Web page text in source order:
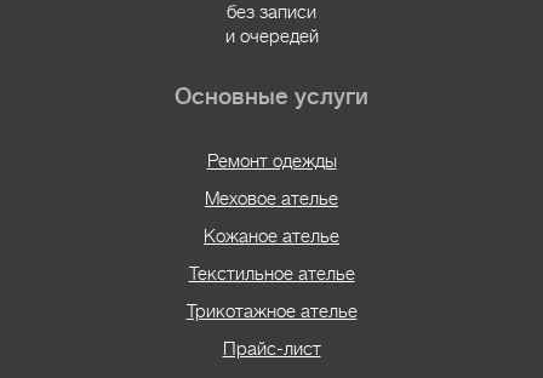
без записи
и очередей
Основные услуги
Ремонт одежды
Меховое ателье
Кожаное ателье
Текстильное ателье
Трикотажное ателье
Прайс-лист